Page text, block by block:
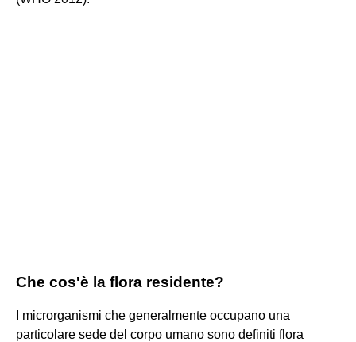
Che cos'è la flora residente?
I microrganismi che generalmente occupano una
particolare sede del corpo umano sono definiti flora